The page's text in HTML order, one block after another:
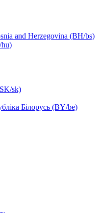
and Herzegovina (BH/bs)
sk)
Білорусь (BY/be)